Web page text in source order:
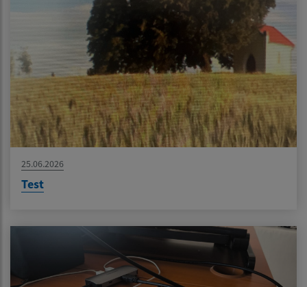
25.06.2026
Test